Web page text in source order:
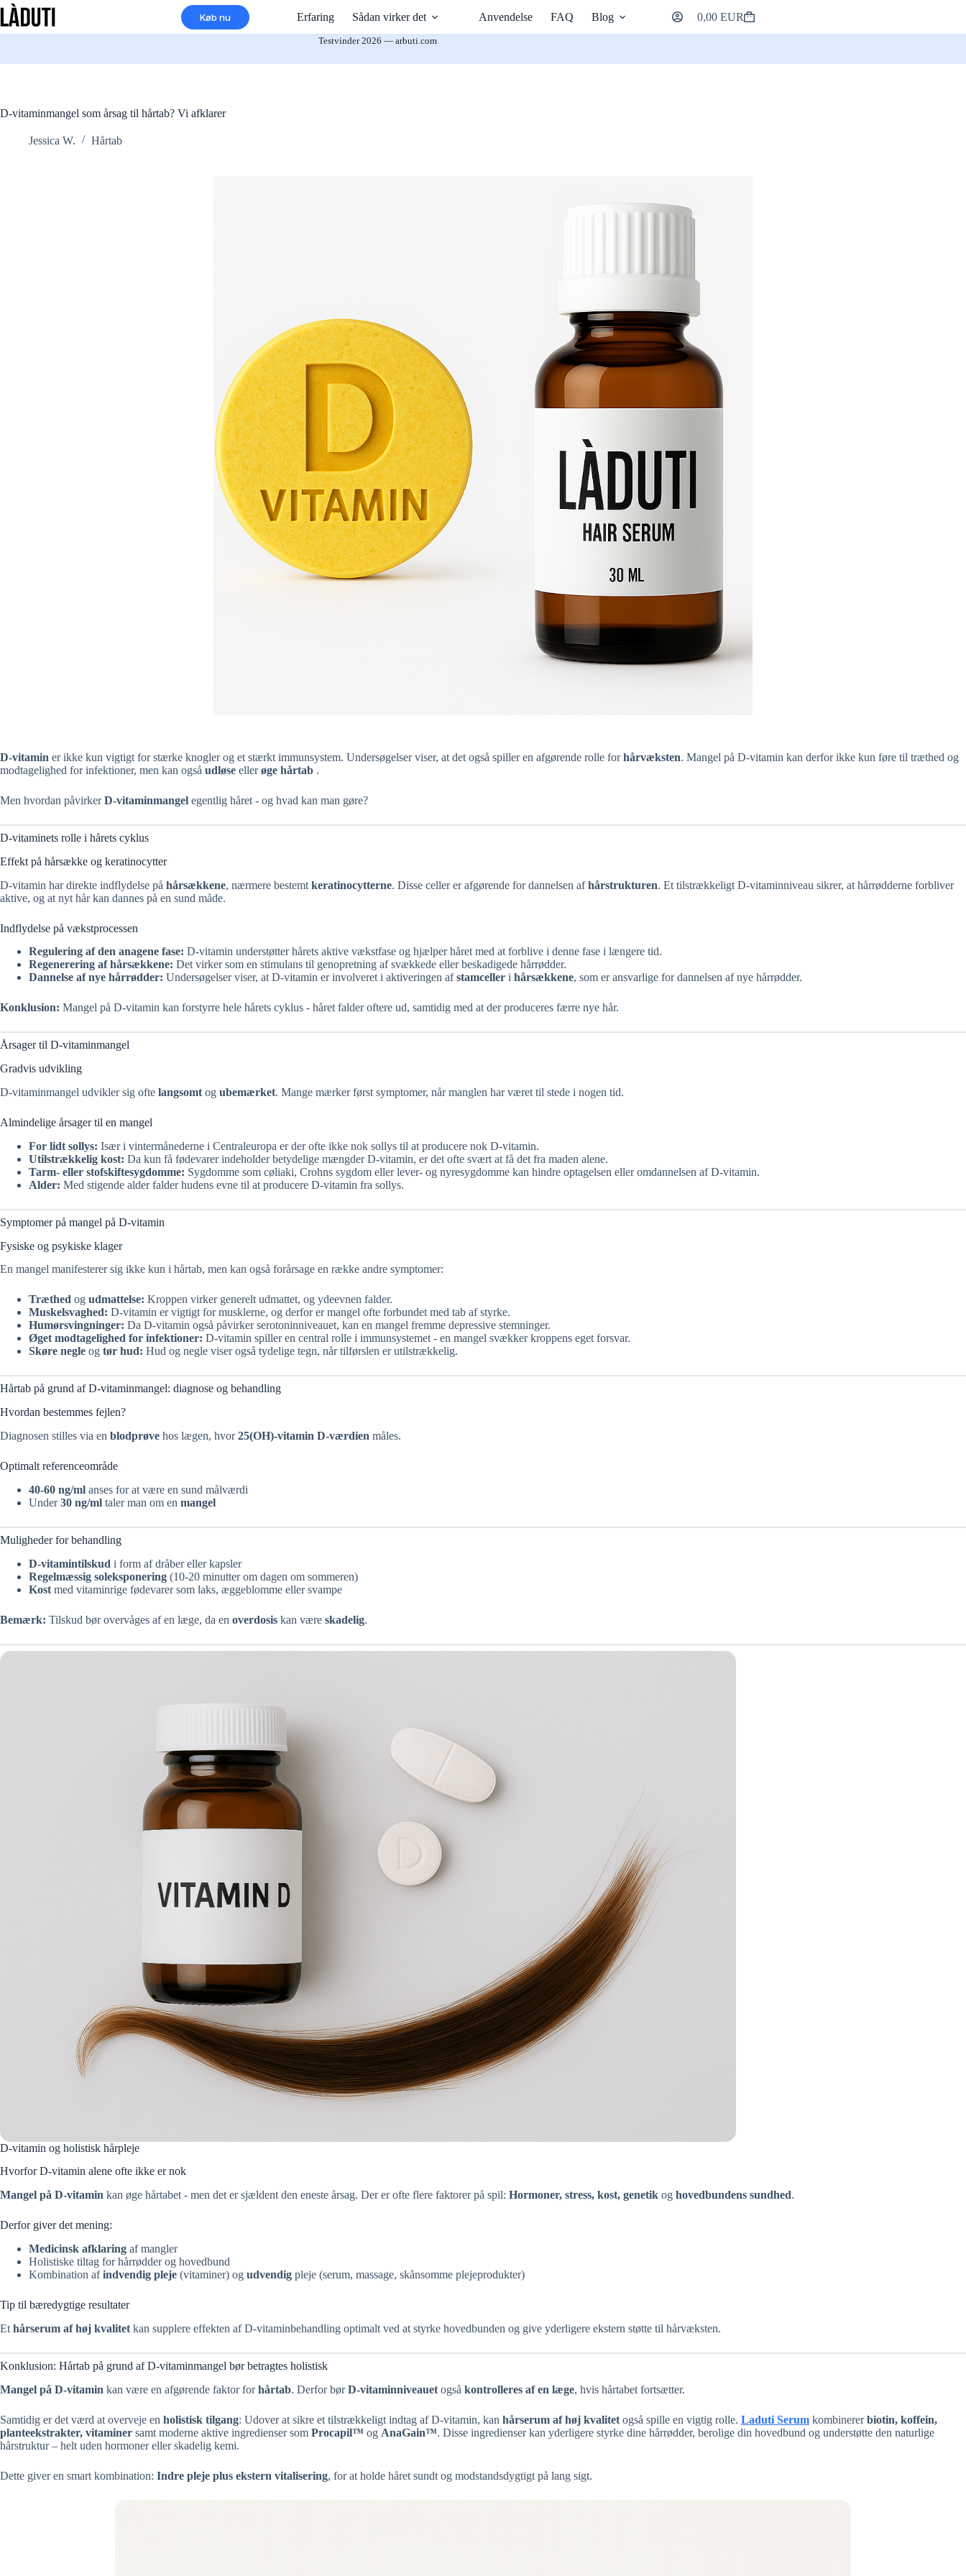
Spring
indhold
Køb nu Erfaring Sådan virker det Anvendelse FAQ Blog Indkøbskurv
0,00 EUR
Testvinder 2026 — arbuti.com
D-vitaminmangel som årsag til hårtab? Vi afklarer
Jessica W. Hårtab
D-vitamin er ikke kun vigtigt for stærke knogler og et stærkt immunsystem. Undersøgelser viser, at det også spiller en afgørende rolle forhårvæksten. Mangel på D-vitamin kan derfor ikke kun føre til træthed og
modtagelighed for infektioner, men kan også udløse ellerøge hårtab .
Men hvordan påvirkerD-vitaminmangel egentlig håret - og hvad kan man gøre?
D-vitaminets rolle i hårets cyklus
Effekt på hårsække og keratinocytter
D-vitamin har direkte indflydelse på hårsækkene, nærmere bestemt keratinocytterne. Disse celler er afgørende for dannelsen afhårstrukturen. Et tilstrækkeligt D-vitaminniveau sikrer, at hårrødderne forbliver
aktive, og at nyt hår kan dannes på en sund måde.
Indflydelse på vækstprocessen
Regulering af den anagene fase: D-vitamin understøtter hårets aktive vækstfase og hjælper håret med at forblive i denne fase i længere tid.
Regenerering af hårsækkene: Det virker som en stimulans til genopretning af svækkede eller beskadigede hårrødder.
Dannelse af nye hårrødder: Undersøgelser viser, at D-vitamin er involveret i aktiveringen afstamceller i hårsækkene, som er ansvarlige for dannelsen af nye hårrødder.
Konklusion: Mangel på D-vitamin kan forstyrre hele hårets cyklus - håret falder oftere ud, samtidig med at der produceres færre nye hår.
Årsager til D-vitaminmangel
Gradvis udvikling
D-vitaminmangel udvikler sig ofte langsomt og ubemærket. Mange mærker først symptomer, når manglen har været til stede i nogen tid.
Almindelige årsager til en mangel
For lidt sollys: Især i vintermånederne i Centraleuropa er der ofte ikke nok sollys til at producere nok D-vitamin.
Utilstrækkelig kost: Da kun få fødevarer indeholder betydelige mængder D-vitamin, er det ofte svært at få det fra maden alene.
Tarm- eller stofskiftesygdomme: Sygdomme som cøliaki, Crohns sygdom eller lever- og nyresygdomme kan hindre optagelsen eller omdannelsen af D-vitamin.
Alder: Med stigende alder falder hudens evne til at producere D-vitamin fra sollys.
Symptomer på mangel på D-vitamin
Fysiske og psykiske klager
En mangel manifesterer sig ikke kun i hårtab, men kan også forårsage en række andre symptomer:
Træthed og udmattelse: Kroppen virker generelt udmattet, og ydeevnen falder.
Muskelsvaghed: D-vitamin er vigtigt for musklerne, og derfor er mangel ofte forbundet med tab af styrke.
Humørsvingninger: Da D-vitamin også påvirker serotoninniveauet, kan en mangel fremme depressive stemninger.
Øget modtagelighed for infektioner: D-vitamin spiller en central rolle i immunsystemet - en mangel svækker kroppens eget forsvar.
Skøre negle og tør hud: Hud og negle viser også tydelige tegn, når tilførslen er utilstrækkelig.
Hårtab på grund af D-vitaminmangel: diagnose og behandling
Hvordan bestemmes fejlen?
Diagnosen stilles via en blodprøve hos lægen, hvor25(OH)-vitamin D-værdien måles.
Optimalt referenceområde
40-60 ng/ml anses for at være en sund målværdi
Under30 ng/ml taler man om en mangel
Muligheder for behandling
D-vitamintilskud i form af dråber eller kapsler
Regelmæssig soleksponering (10-20 minutter om dagen om sommeren)
Kost med vitaminrige fødevarer som laks, æggeblomme eller svampe
Bemærk: Tilskud bør overvåges af en læge, da en overdosis kan være skadelig.
D-vitamin og holistisk hårpleje
Hvorfor D-vitamin alene ofte ikke er nok
Mangel på D-vitamin kan øge hårtabet - men det er sjældent den eneste årsag. Der er ofte flere faktorer på spil: Hormoner, stress, kost, genetik og hovedbundens sundhed.
Derfor giver det mening:
Medicinsk afklaring af mangler
Holistiske tiltag for hårrødder og hovedbund
Kombination afindvendig pleje (vitaminer) og udvendig pleje (serum, massage, skånsomme plejeprodukter)
Tip til bæredygtige resultater
Et hårserum af høj kvalitet kan supplere effekten af D-vitaminbehandling optimalt ved at styrke hovedbunden og give yderligere ekstern støtte til hårvæksten.
Konklusion: Hårtab på grund af D-vitaminmangel bør betragtes holistisk
Mangel på D-vitamin kan være en afgørende faktor forhårtab. Derfor børD-vitaminniveauet også kontrolleres af en læge, hvis hårtabet fortsætter.
Samtidig er det værd at overveje en holistisk tilgang: Udover at sikre et tilstrækkeligt indtag af D-vitamin, kan hårserum af høj kvalitet også spille en vigtig rolle. Laduti Serum kombinererbiotin, koffein,
planteekstrakter, vitaminer samt moderne aktive ingredienser som Procapil™ og AnaGain™. Disse ingredienser kan yderligere styrke dine hårrødder, berolige din hovedbund og understøtte den naturlige
hårstruktur – helt uden hormoner eller skadelig kemi.
Dette giver en smart kombination: Indre pleje plus ekstern vitalisering, for at holde håret sundt og modstandsdygtigt på lang sigt.